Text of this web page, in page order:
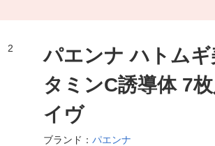
パエンナ ハトム
タミンC誘導体 7
イヴ
ブランド： パエンナ